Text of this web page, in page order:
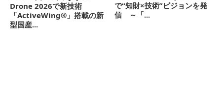
Drone 2026で新技術
「ActiveWing®」搭載の新
型国産...
で“知財×技術”ビジョンを発
信 ～「...